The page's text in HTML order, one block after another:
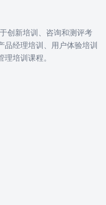
创新培训、咨询和测评考
经理培训、用户体验培训
培训课程。